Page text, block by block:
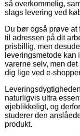
så overkommelig,
slags levering ved
Du bør også prøve
til adressen på dit
prisbillig, men
leveringsmetode
varerne selv, men
dig lige ved e-
naturligvis ultra
øjeblikkeligt, og
studerer den
produkt.